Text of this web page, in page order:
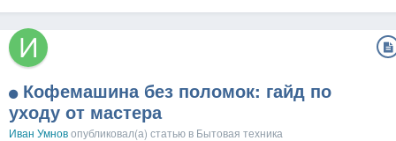
Кофемашина без поломок: гайд по
уходу от мастера
Иван Умновопубликовал(а) статью в Бытовая техника